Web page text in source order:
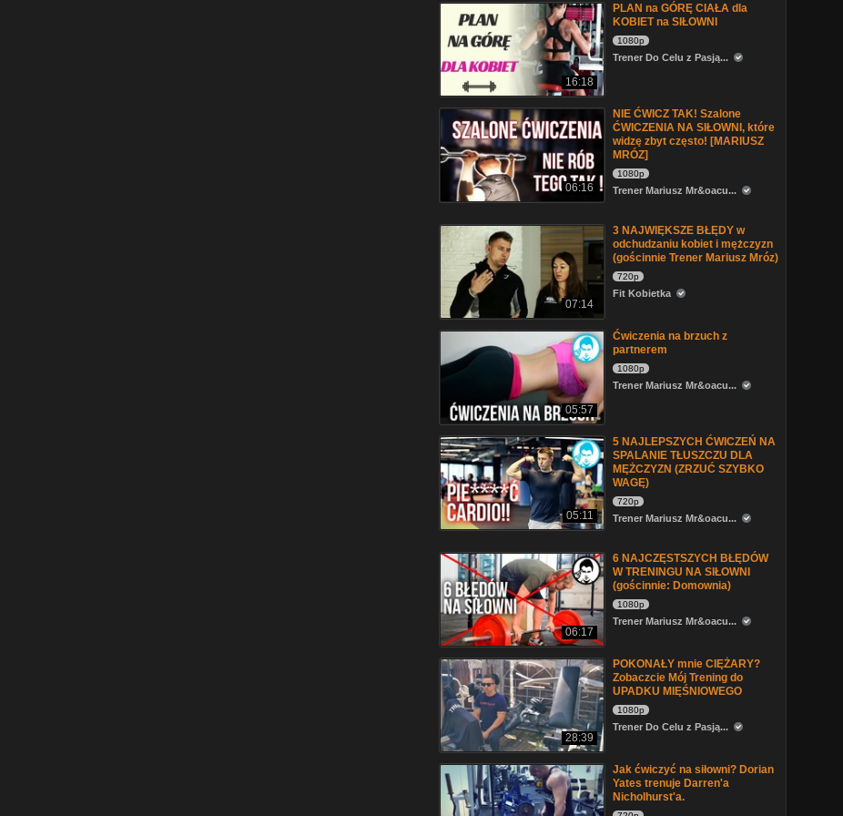
16:18
PLAN na GÓRĘ CIAŁA dla
KOBIET na SIŁOWNI
1080p
Trener Do Celu z Pasją...
06:16
NIE ĆWICZ TAK! Szalone
ĆWICZENIA NA SIŁOWNI, które
widzę zbyt często! [MARIUSZ
MRÓZ]
1080p
Trener Mariusz Mr&oacu...
07:14
3 NAJWIĘKSZE BŁĘDY w
odchudzaniu kobiet i mężczyzn
(gościnnie Trener Mariusz Mróz)
720p
Fit Kobietka
05:57
Ćwiczenia na brzuch z
partnerem
1080p
Trener Mariusz Mr&oacu...
05:11
5 NAJLEPSZYCH ĆWICZEŃ NA
SPALANIE TŁUSZCZU DLA
MĘŻCZYZN (ZRZUĆ SZYBKO
WAGĘ)
720p
Trener Mariusz Mr&oacu...
06:17
6 NAJCZĘSTSZYCH BŁĘDÓW
W TRENINGU NA SIŁOWNI
(gościnnie: Domownia)
1080p
Trener Mariusz Mr&oacu...
28:39
POKONAŁY mnie CIĘŻARY?
Zobaczcie Mój Trening do
UPADKU MIĘŚNIOWEGO
1080p
Trener Do Celu z Pasją...
Jak ćwiczyć na siłowni? Dorian
Yates trenuje Darren'a
Nicholhurst'a.